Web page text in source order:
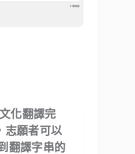
化翻譯完
志願者可以
翻譯字串的